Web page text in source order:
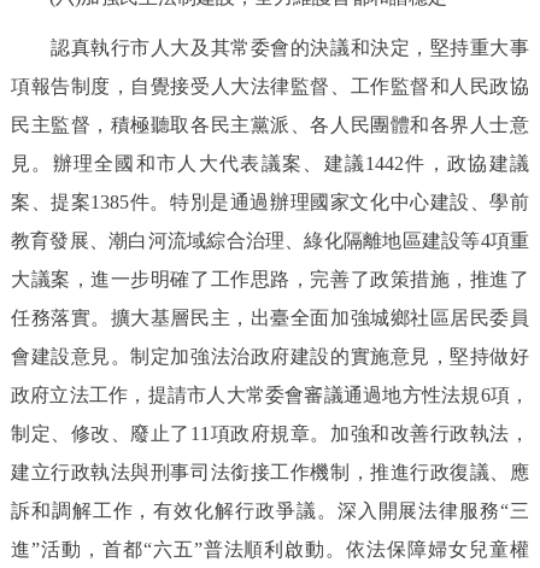
認真執行市人大及其常委會的決議和決定，堅持重大事
項報告制度，自覺接受人大法律監督、工作監督和人民政協
民主監督，積極聽取各民主黨派、各人民團體和各界人士意
見。辦理全國和市人大代表議案、建議1442件，政協建議
案、提案1385件。特別是通過辦理國家文化中心建設、學前
教育發展、潮白河流域綜合治理、綠化隔離地區建設等4項重
大議案，進一步明確了工作思路，完善了政策措施，推進了
任務落實。擴大基層民主，出臺全面加強城鄉社區居民委員
會建設意見。制定加強法治政府建設的實施意見，堅持做好
政府立法工作，提請市人大常委會審議通過地方性法規6項，
制定、修改、廢止了11項政府規章。加強和改善行政執法，
建立行政執法與刑事司法銜接工作機制，推進行政復議、應
訴和調解工作，有效化解行政爭議。深入開展法律服務“三
進”活動，首都“六五”普法順利啟動。依法保障婦女兒童權